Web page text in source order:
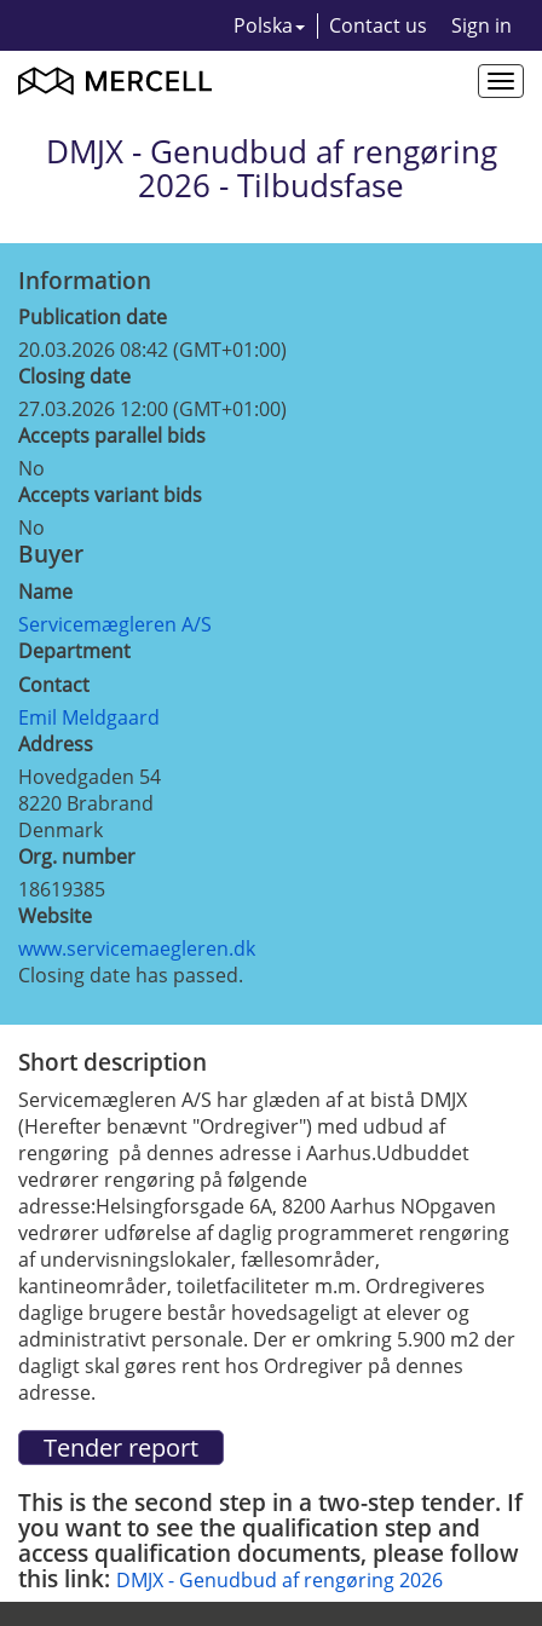
Polska Contact us Sign in
DMJX - Genudbud af rengøring
2026 - Tilbudsfase
Information
Publication date
20.03.2026 08:42 (GMT+01:00)
Closing date
27.03.2026 12:00 (GMT+01:00)
Accepts parallel bids
No
Accepts variant bids
No
Buyer
Name
Servicemægleren A/S
Department
Contact
Emil Meldgaard
Address
Hovedgaden 54
8220 Brabrand
Denmark
Org. number
18619385
Website
www.servicemaegleren.dk
Closing date has passed.
Short description
Servicemægleren A/S har glæden af at bistå DMJX
(Herefter benævnt "Ordregiver") med udbud af
rengøring på dennes adresse i Aarhus.Udbuddet
vedrører rengøring på følgende
adresse:Helsingforsgade 6A, 8200 Aarhus NOpgaven
vedrører udførelse af daglig programmeret rengøring
af undervisningslokaler, fællesområder,
kantineområder, toiletfaciliteter m.m. Ordregiveres
daglige brugere består hovedsageligt at elever og
administrativt personale. Der er omkring 5.900 m2 der
dagligt skal gøres rent hos Ordregiver på dennes
adresse.
This is the second step in a two-step tender. If
you want to see the qualification step and
access qualification documents, please follow
this link: DMJX - Genudbud af rengøring 2026